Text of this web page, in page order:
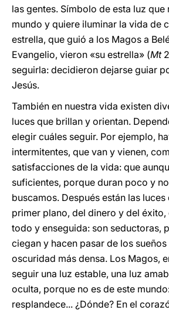
las gentes. Símbolo de esta luz que
mundo y quiere iluminar la vida de
estrella, que guió a los Magos a
Evangelio, vieron «su estrella» (Mt
seguirla: decidieron dejarse guiar
Jesús.
También en nuestra vida existen
luces que brillan y orientan.
elegir cuáles seguir. Por ejemplo,
intermitentes, que van y vienen,
satisfacciones de la vida: que
suficientes, porque duran poco y
buscamos. Después están las
primer plano, del dinero y del
todo y enseguida: son seductoras,
ciegan y hacen pasar de los
oscuridad más densa. Los Magos,
seguir una luz estable, una luz
oculta, porque no es de este
resplandece... ¿Dónde? En el